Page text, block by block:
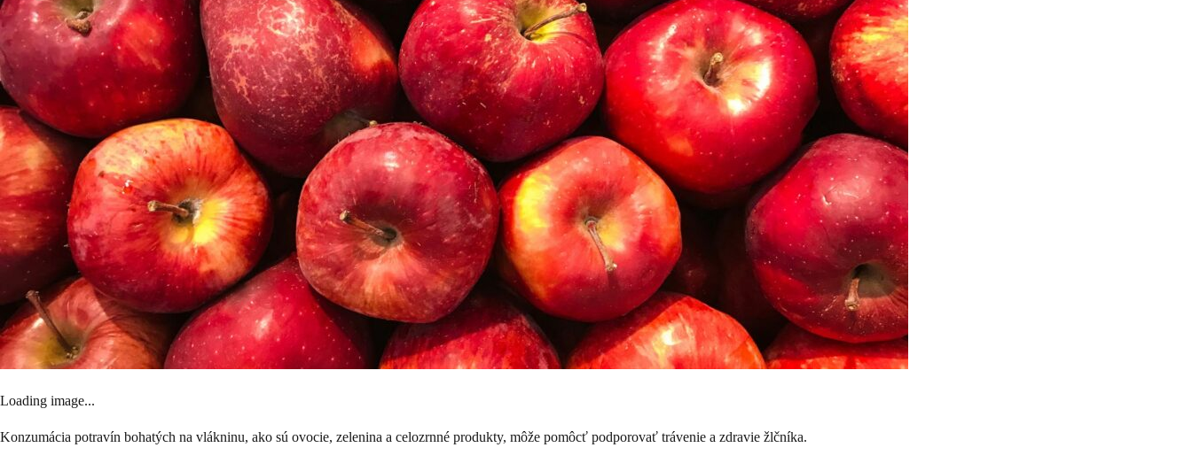
Loading image...
Konzumácia potravín bohatých na vlákninu, ako sú ovocie, zelenina a celozrnné produkty, môže pomôcť podporovať trávenie a zdravie žlčníka.